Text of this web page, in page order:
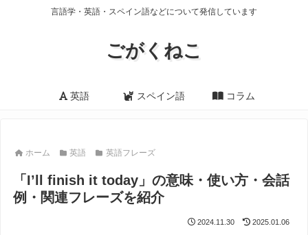
言語学・英語・スペイン語などについて発信しています
ごがくねこ
英語 スペイン語 コラム
ホーム 英語 英語フレーズ
「I’ll finish it today」の意味・使い方・会話
例・関連フレーズを紹介
2024.11.30 2025.01.06